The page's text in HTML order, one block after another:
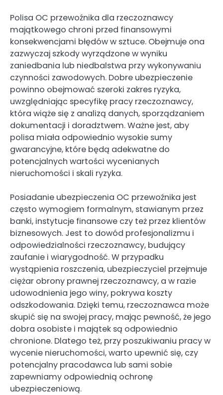
Polisa OC przewoźnika dla rzeczoznawcy
majątkowego chroni przed finansowymi
konsekwencjami błędów w sztuce. Obejmuje ona
zazwyczaj szkody wyrządzone w wyniku
zaniedbania lub niedbalstwa przy wykonywaniu
czynności zawodowych. Dobre ubezpieczenie
powinno obejmować szeroki zakres ryzyka,
uwzględniając specyfikę pracy rzeczoznawcy,
która wiąże się z analizą danych, sporządzaniem
dokumentacji i doradztwem. Ważne jest, aby
polisa miała odpowiednio wysokie sumy
gwarancyjne, które będą adekwatne do
potencjalnych wartości wycenianych
nieruchomości i skali ryzyka.
Posiadanie ubezpieczenia OC przewoźnika jest
często wymogiem formalnym, stawianym przez
banki, instytucje finansowe czy też przez klientów
biznesowych. Jest to dowód profesjonalizmu i
odpowiedzialności rzeczoznawcy, budujący
zaufanie i wiarygodność. W przypadku
wystąpienia roszczenia, ubezpieczyciel przejmuje
ciężar obrony prawnej rzeczoznawcy, a w razie
udowodnienia jego winy, pokrywa koszty
odszkodowania. Dzięki temu, rzeczoznawca może
skupić się na swojej pracy, mając pewność, że jego
dobra osobiste i majątek są odpowiednio
chronione. Dlatego też, przy poszukiwaniu pracy w
wycenie nieruchomości, warto upewnić się, czy
potencjalny pracodawca lub sami sobie
zapewniamy odpowiednią ochronę
ubezpieczeniową.